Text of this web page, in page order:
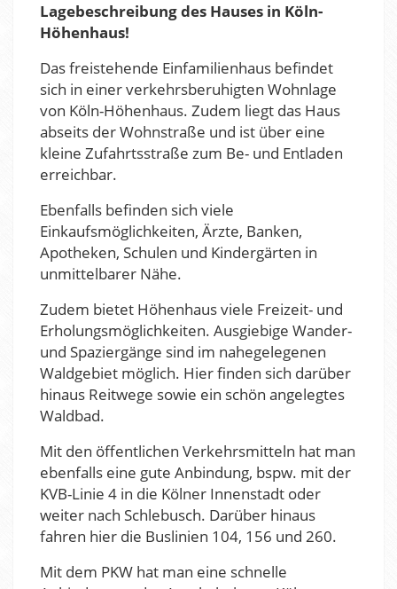
Lagebeschreibung des Hauses in Köln-
Höhenhaus!
Das freistehende Einfamilienhaus befindet
sich in einer verkehrsberuhigten Wohnlage
von Köln-Höhenhaus. Zudem liegt das Haus
abseits der Wohnstraße und ist über eine
kleine Zufahrtsstraße zum Be- und Entladen
erreichbar.
Ebenfalls befinden sich viele
Einkaufsmöglichkeiten, Ärzte, Banken,
Apotheken, Schulen und Kindergärten in
unmittelbarer Nähe.
Zudem bietet Höhenhaus viele Freizeit- und
Erholungsmöglichkeiten. Ausgiebige Wander-
und Spaziergänge sind im nahegelegenen
Waldgebiet möglich. Hier finden sich darüber
hinaus Reitwege sowie ein schön angelegtes
Waldbad.
Mit den öffentlichen Verkehrsmitteln hat man
ebenfalls eine gute Anbindung, bspw. mit der
KVB-Linie 4 in die Kölner Innenstadt oder
weiter nach Schlebusch. Darüber hinaus
fahren hier die Buslinien 104, 156 und 260.
Mit dem PKW hat man eine schnelle